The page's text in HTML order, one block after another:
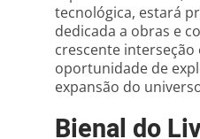
tecnológica, estará
dedicada a obras e
crescente
oportunidade de
expansão do
Bienal do